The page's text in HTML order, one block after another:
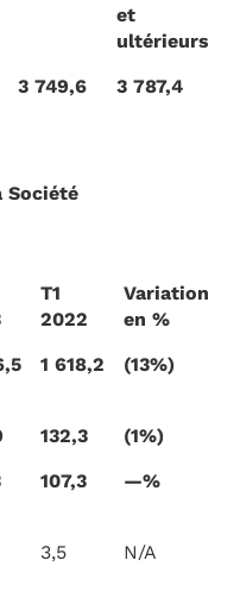
et
ultérieurs
3 749,6 3 787,4
Société
T1
2022
Variation
en %
1 618,2 (13%)
132,3
(1%)
107,3 —%
3,5 N/A